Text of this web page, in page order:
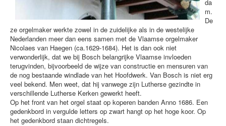
da
m.
De
ze orgelmaker werkte zowel in de zuidelijke als in de westelijke
Nederlanden meer dan eens samen met de Vlaamse orgelmaker
Nicolaes van Haegen (ca.1629-1684). Het is dan ook niet
verwonderlijk, dat we bij Bosch belangrijke Vlaamse invloeden
terugvinden, bijvoorbeeld de wijze van constructie en mensuren van
de nog bestaande windlade van het Hoofdwerk. Van Bosch is niet erg
veel bekend. Men weet, dat hij vanwege zijn Lutherse gezindte in
verschillende Lutherse Kerken gewerkt heeft.
Op het front van het orgel staat op koperen banden Anno 1686. Een
gedenkbord in vergulde letters op zwart hangt op het hoge koor. Op
het gedenkbord staan dichtregels.